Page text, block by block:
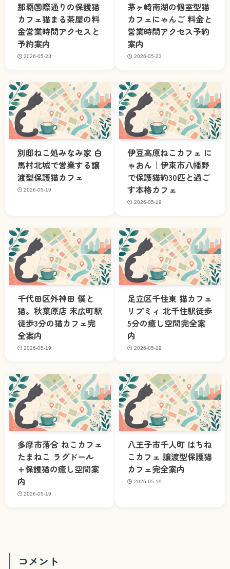
那覇国際通りの保護猫
カフェ猫まる茶屋の料
金営業時間アクセスと
予約案内
2026-05-23
茅ヶ崎南湖の個室型猫
カフェにゃんご 料金と
営業時間アクセス予約
案内
2026-05-23
別邸ねこ処みなみ家 白
馬村北城で営業する譲
渡型保護猫カフェ
2026-05-19
伊豆高原ねこカフェ に
ゃおん｜伊東市八幡野
で保護猫約30匹と過ご
す本格カフェ
2026-05-19
千代田区外神田 僕と
猫。秋葉原店 末広町駅
徒歩3分の猫カフェ完
全案内
2026-05-19
足立区千住東 猫カフェ
リプミィ 北千住駅徒歩
5分の癒し空間完全案
内
2026-05-19
多摩市落合 ねこカフェ
たまねこ ラグドール
+保護猫の癒し空間案
内
2026-05-19
八王子市千人町 はちね
こカフェ 譲渡型保護猫
カフェ完全案内
2026-05-19
コメント